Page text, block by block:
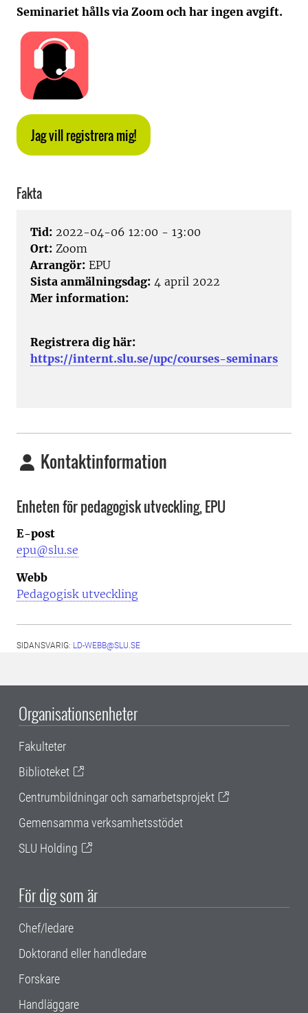
Seminariet hålls via Zoom och har ingen avgift.
Jag vill registrera mig!
Fakta
Tid: 2022-04-06 12:00 - 13:00
Ort: Zoom
Arrangör: EPU
Sista anmälningsdag: 4 april 2022
Mer information:
Registrera dig här:
https://internt.slu.se/upc/courses-seminars
Kontaktinformation
Enheten för pedagogisk utveckling, EPU
E-post
epu@slu.se
Webb
Pedagogisk utveckling
SIDANSVARIG: LD-WEBB@SLU.SE
Organisationsenheter
Fakulteter
Biblioteket
Centrumbildningar och samarbetsprojekt
Gemensamma verksamhetsstödet
SLU Holding
För dig som är
Chef/ledare
Doktorand eller handledare
Forskare
Handläggare